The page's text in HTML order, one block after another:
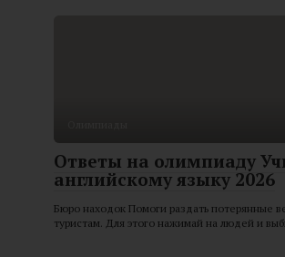
Ответы на олимпиаду
английскому языку 2026
Бюро находок Помоги раздать потерянные
туристам. Для этого нажимай на людей и